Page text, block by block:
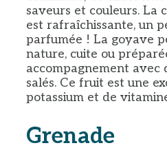
saveurs et couleurs. La
est rafraîchissante, un
parfumée ! La goyave
nature, cuite ou
accompagnement avec
salés. Ce fruit est une
potassium et de
Grenade